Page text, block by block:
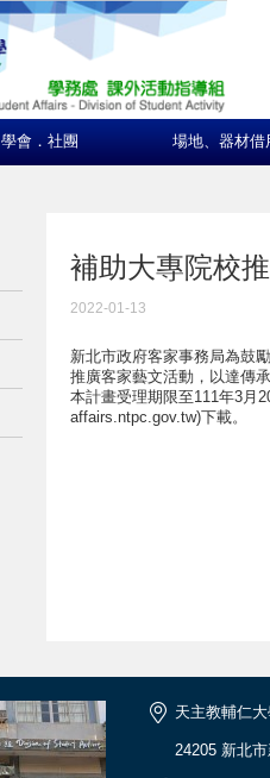
學會．社團 場地、器材借
補助大專院校
2022-01-13
新北市政府客家事務局為鼓
推廣客家藝文活動，以達傳
本計畫受理期限至111年3月
affairs.ntpc.gov.tw)下載。
天主教輔仁
24205 新北